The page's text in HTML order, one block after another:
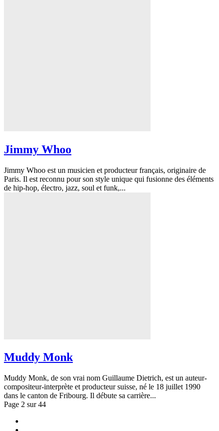
Jimmy Whoo
Jimmy Whoo est un musicien et producteur français, originaire de
Paris. Il est reconnu pour son style unique qui fusionne des éléments
de hip-hop, électro, jazz, soul et funk,...
Muddy Monk
Muddy Monk, de son vrai nom Guillaume Dietrich, est un auteur-
compositeur-interprète et producteur suisse, né le 18 juillet 1990
dans le canton de Fribourg. Il débute sa carrière...
Page 2 sur 44